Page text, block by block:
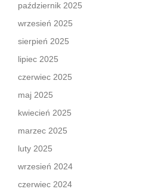
październik 2025
wrzesień 2025
sierpień 2025
lipiec 2025
czerwiec 2025
maj 2025
kwiecień 2025
marzec 2025
luty 2025
wrzesień 2024
czerwiec 2024